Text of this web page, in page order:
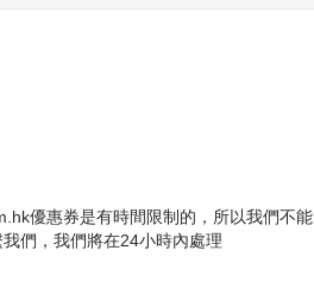
優惠券是有時間限制的，所以我們不能
們，我們將在24小時內處理